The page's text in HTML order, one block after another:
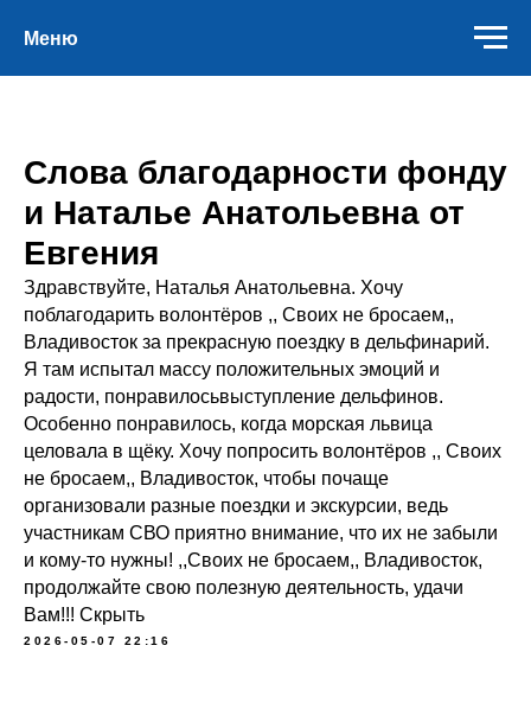
Меню
Слова благодарности фонду
и Наталье Анатольевна от
Евгения
Здравствуйте, Наталья Анатольевна. Хочу
поблагодарить волонтёров ,, Своих не бросаем,,
Владивосток за прекрасную поездку в дельфинарий.
Я там испытал массу положительных эмоций и
радости, понравилосьвыступление дельфинов.
Особенно понравилось, когда морская львица
целовала в щёку. Хочу попросить волонтёров ,, Своих
не бросаем,, Владивосток, чтобы почаще
организовали разные поездки и экскурсии, ведь
участникам СВО приятно внимание, что их не забыли
и кому-то нужны! ,,Своих не бросаем,, Владивосток,
продолжайте свою полезную деятельность, удачи
Вам!!! Скрыть
2026-05-07 22:16